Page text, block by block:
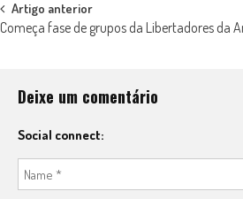
Post
navigation
Artigo anterior
Começa fase de grupos da Libertadores da
Deixe um comentário
Social connect: